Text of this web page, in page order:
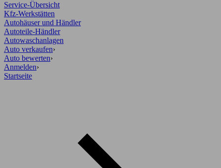
Service-Übersicht
Kfz-Werkstätten
Autohäuser und Händler
Autoteile-Händler
Autowaschanlagen
Auto verkaufen›
Auto bewerten›
Anmelden›
Startseite